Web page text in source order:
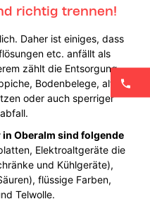
richtig trennen!
Daher ist einiges, dass
etc. anfällt als
zählt die Entsorgung
Bodenbelege, alte
oder auch sperriger
Oberalm sind folgende
Elektroaltgeräte die
und Kühlgeräte),
flüssige Farben,
Telwolle.